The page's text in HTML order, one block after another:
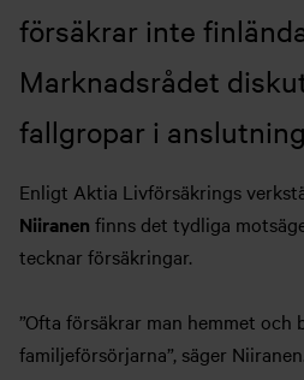
försäkrar inte
Marknadsrådet
fallgropar i
Enligt Aktia Livförsäkrings
Niiranen finns det tydliga
tecknar försäkringar.
”Ofta försäkrar man hemmet och
familjeförsörjarna”, säger Niiranen.